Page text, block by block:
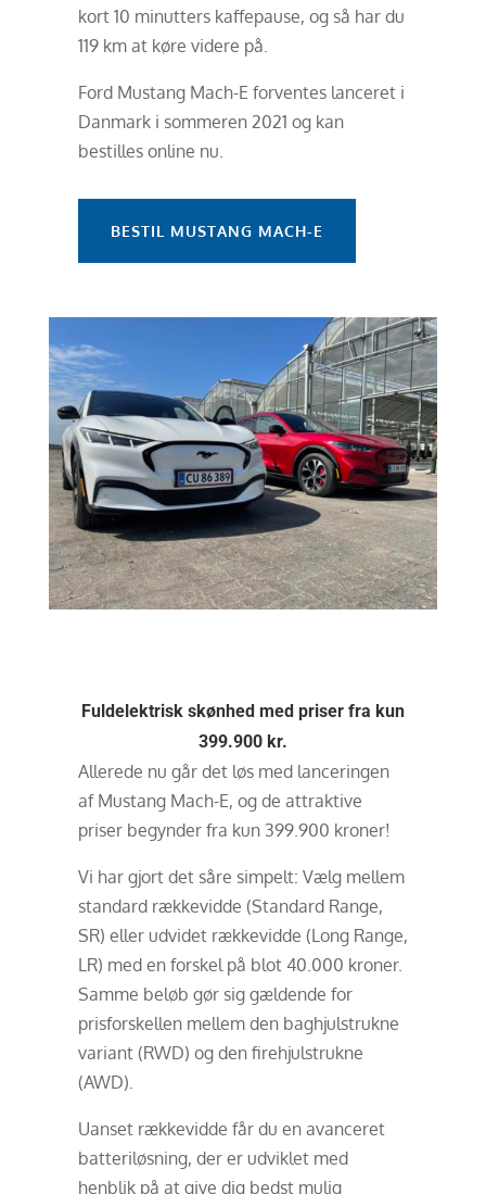
kort 10 minutters kaffepause, og så har du
119 km at køre videre på.
Ford Mustang Mach-E forventes lanceret i
Danmark i sommeren 2021 og kan
bestilles online nu.
BESTIL MUSTANG MACH-E
Fuldelektrisk skønhed med priser fra kun
399.900 kr.
Allerede nu går det løs med lanceringen
af Mustang Mach-E, og de attraktive
priser begynder fra kun 399.900 kroner!
Vi har gjort det såre simpelt: Vælg mellem
standard rækkevidde (Standard Range,
SR) eller udvidet rækkevidde (Long Range,
LR) med en forskel på blot 40.000 kroner.
Samme beløb gør sig gældende for
prisforskellen mellem den baghjulstrukne
variant (RWD) og den firehjulstrukne
(AWD).
Uanset rækkevidde får du en avanceret
batteriløsning, der er udviklet med
henblik på at give dig bedst mulig